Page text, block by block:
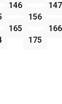
146
147
156
165
166
175